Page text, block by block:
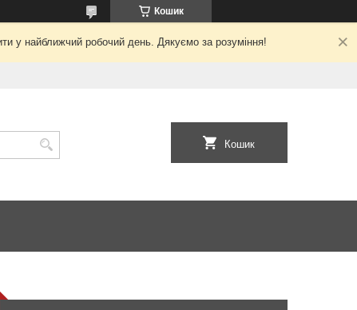
Кошик
у найближчий робочий день. Дякуємо за розуміння!
Кошик